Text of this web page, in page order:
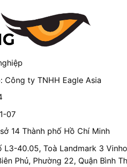
Công ty TNHH Eagle Asia
07
14 Thành phố Hồ Chí Minh
L3-40.05, Toà Landmark 3
Phủ, Phường 22, Quận Bình